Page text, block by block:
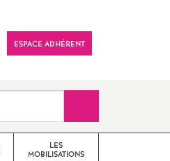
ESPACE ADHÉRENT
LES
MOBILISATIONS